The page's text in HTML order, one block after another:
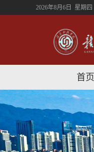
2026年8月6日 星期四
首页